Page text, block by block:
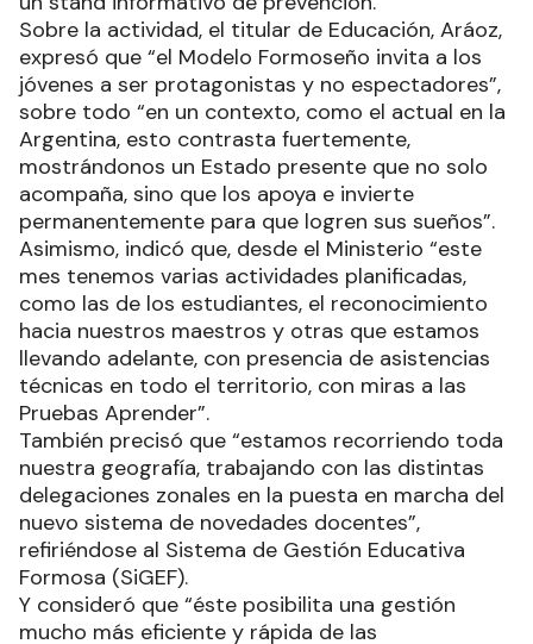
Sobre la actividad, el titular de Educación, Aráoz,
expresó que “el Modelo Formoseño invita a los
jóvenes a ser protagonistas y no espectadores”,
sobre todo “en un contexto, como el actual en la
Argentina, esto contrasta fuertemente,
mostrándonos un Estado presente que no solo
acompaña, sino que los apoya e invierte
permanentemente para que logren sus sueños”.
Asimismo, indicó que, desde el Ministerio “este
mes tenemos varias actividades planificadas,
como las de los estudiantes, el reconocimiento
hacia nuestros maestros y otras que estamos
llevando adelante, con presencia de asistencias
técnicas en todo el territorio, con miras a las
Pruebas Aprender”.
También precisó que “estamos recorriendo toda
nuestra geografía, trabajando con las distintas
delegaciones zonales en la puesta en marcha del
nuevo sistema de novedades docentes”,
refiriéndose al Sistema de Gestión Educativa
Formosa (SiGEF).
Y consideró que “éste posibilita una gestión
mucho más eficiente y rápida de las